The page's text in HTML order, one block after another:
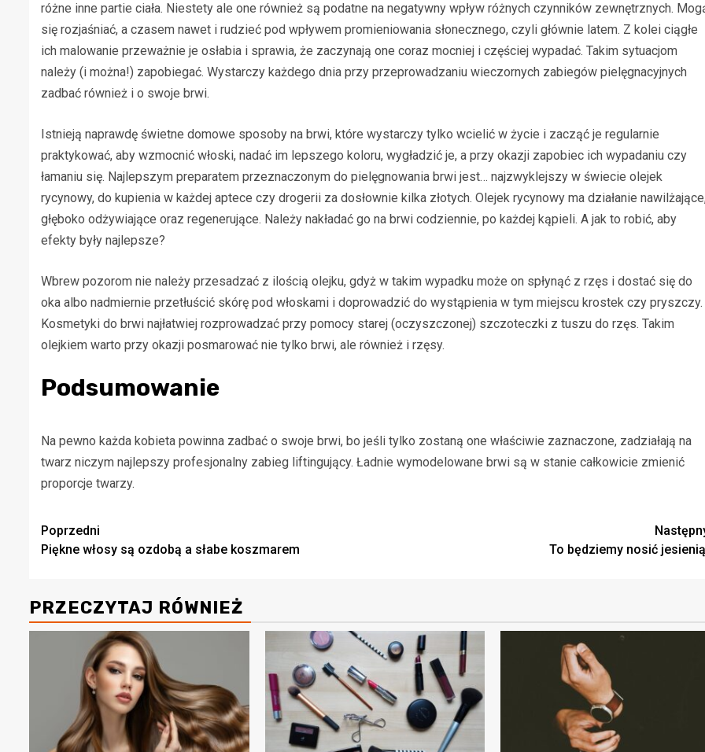
różne inne partie ciała. Niestety ale one również są podatne na negatywny wpływ różnych czynników zewnętrznych.
się rozjaśniać, a czasem nawet i rudzieć pod wpływem promieniowania słonecznego, czyli głównie latem. Z kolei ciągłe
ich malowanie przeważnie je osłabia i sprawia, że zaczynają one coraz mocniej i częściej wypadać. Takim sytuacjom
należy (i można!) zapobiegać. Wystarczy każdego dnia przy przeprowadzaniu wieczornych zabiegów pielęgnacyjnych
zadbać również i o swoje brwi.
Istnieją naprawdę świetne domowe sposoby na brwi, które wystarczy tylko wcielić w życie i zacząć je regularnie
praktykować, aby wzmocnić włoski, nadać im lepszego koloru, wygładzić je, a przy okazji zapobiec ich wypadaniu czy
łamaniu się. Najlepszym preparatem przeznaczonym do pielęgnowania brwi jest… najzwyklejszy w świecie olejek
rycynowy, do kupienia w każdej aptece czy drogerii za dosłownie kilka złotych. Olejek rycynowy ma działanie
głęboko odżywiające oraz regenerujące. Należy nakładać go na brwi codziennie, po każdej kąpieli. A jak to robić, aby
efekty były najlepsze?
Wbrew pozorom nie należy przesadzać z ilością olejku, gdyż w takim wypadku może on spłynąć z rzęs i dostać się do
oka albo nadmiernie przetłuścić skórę pod włoskami i doprowadzić do wystąpienia w tym miejscu krostek czy pryszczy.
Kosmetyki do brwi najłatwiej rozprowadzać przy pomocy starej (oczyszczonej) szczoteczki z tuszu do rzęs. Takim
olejkiem warto przy okazji posmarować nie tylko brwi, ale również i rzęsy.
Podsumowanie
Na pewno każda kobieta powinna zadbać o swoje brwi, bo jeśli tylko zostaną one właściwie zaznaczone, zadziałają na
twarz niczym najlepszy profesjonalny zabieg liftingujący. Ładnie wymodelowane brwi są w stanie całkowicie zmienić
proporcje twarzy.
Zobacz
wpisy
Poprzedni
Piękne włosy są ozdobą a słabe koszmarem
To będziemy nosić
PRZECZYTAJ RÓWNIEŻ